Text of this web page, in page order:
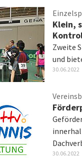
Klein,
Zweite
und
30.06.2022
30.06.2022